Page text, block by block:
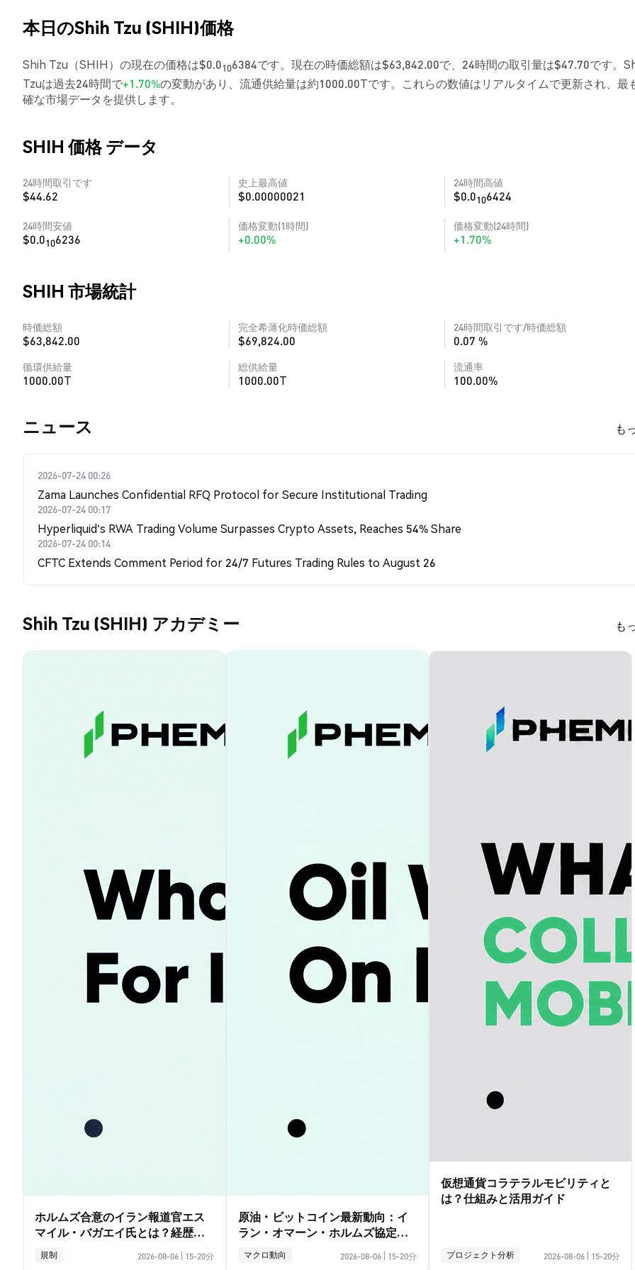
本日のShih Tzu (SHIH)価格
Shih Tzu（SHIH）の現在の価格は$0.0106384です。現在の時価総額は$63,842.00で、24時間の取引量は$47.70です。
Tzuは過去24時間で+1.70%の変動があり、流通供給量は約1000.00Tです。これらの数値はリアルタイムで更新され、最
確な市場データを提供します。
SHIH 価格 データ
24時間取引です
$44.62
史上最高値
$0.00000021
24時間高値
$0.0106424
24時間安値
$0.0106236
価格変動(1時間)
+0.00%
価格変動(24時間)
+1.70%
SHIH 市場統計
時価総額
$63,842.00
完全希薄化時価総額
$69,824.00
24時間取引です/時価総額
0.07 %
循環供給量
1000.00T
総供給量
1000.00T
流通率
100.00%
​​ニュース​​ も
2026-07-24 00:26
Zama Launches Confidential RFQ Protocol for Secure Institutional Trading
2026-07-24 00:17
Hyperliquid's RWA Trading Volume Surpasses Crypto Assets, Reaches 54% Share
2026-07-24 00:14
CFTC Extends Comment Period for 24/7 Futures Trading Rules to August 26
Shih Tzu (SHIH) アカデミー も
ホルムズ合意のイラン報道官エス
マイル・バガエイ氏とは？経歴ガ
イド
規制 2026-08-06 15-20分
原油・ビットコイン最新動向：イ
ラン・オマーン・ホルムズ協定の
影響徹底解説
マクロ動向 2026-08-06 15-20分
仮想通貨コラテラルモビリティと
は？仕組みと活用ガイド
プロジェクト分析 2026-08-06 15-20分